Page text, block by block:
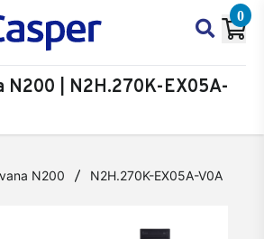
0
N200 | N2H.270K-EX05A-
N200 N2H.270K-EX05A-V0A